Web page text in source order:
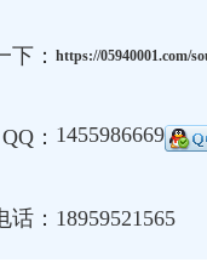
下： https://05940001.com/
QQ： 1455986669
话： 18959521565